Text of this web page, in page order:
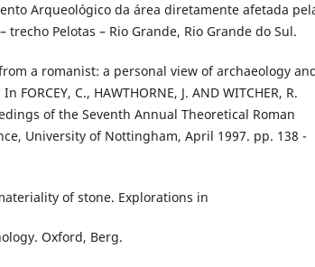
Arqueológico da área diretamente afetada
trecho Pelotas – Rio Grande, Rio Grande do Sul.
from a romanist: a personal view of archaeology
FORCEY, C., HAWTHORNE, J. AND WITCHER, R.
of the Seventh Annual Theoretical Roman
University of Nottingham, April 1997. pp. 138 -
of stone. Explorations in
Oxford, Berg.